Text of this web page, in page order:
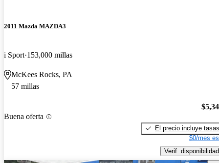
2011 Mazda MAZDA3
i Sport 153,000 millas
McKees Rocks, PA
57 millas
Buena oferta
El precio incluye tasas
$0/mes
Verif. disponibilidad